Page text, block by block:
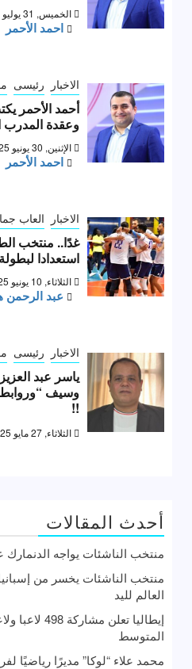
الخميس, 31 يوليو 2025, 11:02 ص
احمد الأحمر
الاخبار رئيسى
أحمد الأحمر
وعقدة المدرب
الإثنين, 30 يونيو 2025, 11:49 ص
احمد الأحمر
الاخبار العاب
غدًا.. منتخب
استعدادا
الثلاثاء, 10 يونيو 2025, 6:21 م
عبد الرحمن
الاخبار رئيسى
ياسر عبد
وسيف
!!
الثلاثاء, 27 مايو 2025, 11:00 م
أحدث المقالات
منتخب الناشئات يواجه الدنمارك
منتخب الناشئات يخسر من
العالم لليد
إيطاليا تعلن
المتوسط
محمد علاء “لوكا” مديرًا رياضيًا